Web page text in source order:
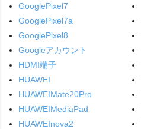
GooglePixel7
GooglePixel7a
GooglePixel8
Googleアカウント
HDMI端子
HUAWEI
HUAWEIMate20Pro
HUAWEIMediaPad
HUAWEInova2